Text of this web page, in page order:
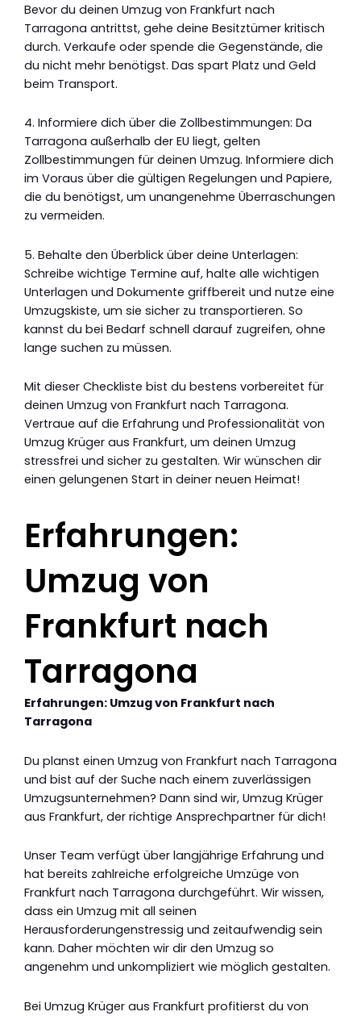
Bevor du deinen Umzug von Frankfurt nach
Tarragona antrittst, gehe deine Besitztümer kritisch
durch. Verkaufe oder spende die Gegenstände, die
du nicht mehr benötigst. Das spart Platz und Geld
beim Transport.
4. Informiere dich über die Zollbestimmungen: Da
Tarragona außerhalb der EU liegt, gelten
Zollbestimmungen für deinen Umzug. Informiere dich
im Voraus über die gültigen Regelungen und Papiere,
die du benötigst, um unangenehme Überraschungen
zu vermeiden.
5. Behalte den Überblick über deine Unterlagen:
Schreibe wichtige Termine auf, halte alle wichtigen
Unterlagen und Dokumente griffbereit und nutze eine
Umzugskiste, um sie sicher zu transportieren. So
kannst du bei Bedarf schnell darauf zugreifen, ohne
lange suchen zu müssen.
Mit dieser Checkliste bist du bestens vorbereitet für
deinen Umzug von Frankfurt nach Tarragona.
Vertraue auf die Erfahrung und Professionalität von
Umzug Krüger aus Frankfurt, um deinen Umzug
stressfrei und sicher zu gestalten. Wir wünschen dir
einen gelungenen Start in deiner neuen Heimat!
Erfahrungen:
Umzug von
Frankfurt nach
Tarragona
Erfahrungen: Umzug von Frankfurt nach
Tarragona
Du planst einen Umzug von Frankfurt nach Tarragona
und bist auf der Suche nach einem zuverlässigen
Umzugsunternehmen? Dann sind wir, Umzug Krüger
aus Frankfurt, der richtige Ansprechpartner für dich!
Unser Team verfügt über langjährige Erfahrung und
hat bereits zahlreiche erfolgreiche Umzüge von
Frankfurt nach Tarragona durchgeführt. Wir wissen,
dass ein Umzug mit all seinen
Herausforderungenstressig und zeitaufwendig sein
kann. Daher möchten wir dir den Umzug so
angenehm und unkompliziert wie möglich gestalten.
Bei Umzug Krüger aus Frankfurt profitierst du von